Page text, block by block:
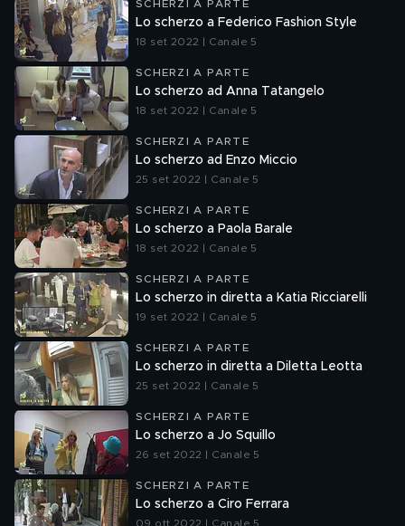
SCHERZI A PARTE
Lo scherzo a Federico Fashion Style
18 set 2022 | Canale 5
SCHERZI A PARTE
Lo scherzo ad Anna Tatangelo
18 set 2022 | Canale 5
SCHERZI A PARTE
Lo scherzo ad Enzo Miccio
25 set 2022 | Canale 5
SCHERZI A PARTE
Lo scherzo a Paola Barale
18 set 2022 | Canale 5
SCHERZI A PARTE
Lo scherzo in diretta a Katia Ricciarelli
19 set 2022 | Canale 5
SCHERZI A PARTE
Lo scherzo in diretta a Diletta Leotta
25 set 2022 | Canale 5
SCHERZI A PARTE
Lo scherzo a Jo Squillo
26 set 2022 | Canale 5
SCHERZI A PARTE
Lo scherzo a Ciro Ferrara
09 ott 2022 | Canale 5